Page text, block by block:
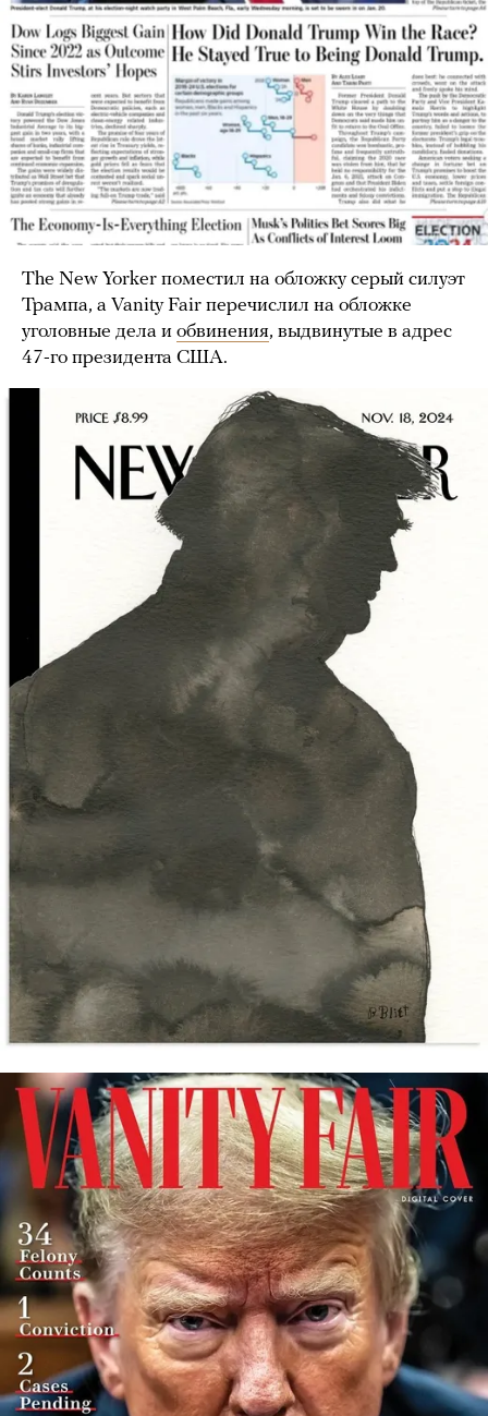
The New Yorker поместил на обложку серый силуэт
Трампа, а Vanity Fair перечислил на обложке
уголовные дела и обвинения, выдвинутые в адрес
47-го президента США.